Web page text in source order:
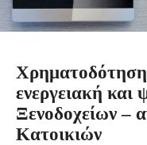
ενεργειακή και
Ξενοδοχείων –
Κατοικιών